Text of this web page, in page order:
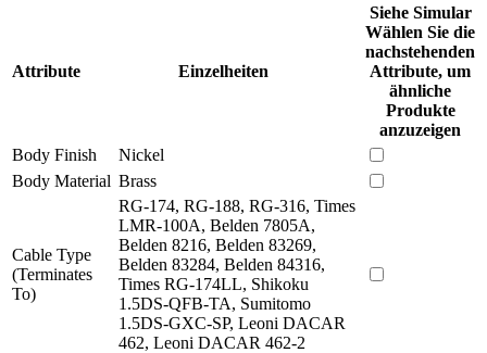
Attribute Einzelheiten
Siehe Simular
Wählen Sie die
nachstehenden
Attribute, um
ähnliche
Produkte
anzuzeigen
Body Finish
Nickel
Body Material Brass
Cable Type
(Terminates
To)
RG-174, RG-188, RG-316, Times
LMR-100A, Belden 7805A,
Belden 8216, Belden 83269,
Belden 83284, Belden 84316,
Times RG-174LL, Shikoku
1.5DS-QFB-TA, Sumitomo
1.5DS-GXC-SP, Leoni DACAR
462, Leoni DACAR 462-2